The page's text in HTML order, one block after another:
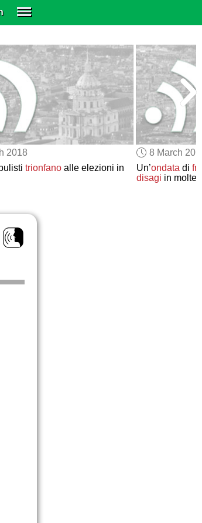
SUBSCRIBE
EDUCATIONAL LICENSES
GIFT CARDS
OTHER LANGUAGES
ABOUT US
ALEXA
ADJUST COLORS
2018
trionfanoalle elezioni in
8 March
Un’ondata di
disagi in molte